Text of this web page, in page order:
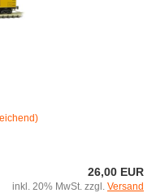
26,00 EUR
inkl. 20% MwSt. zzgl. Versand